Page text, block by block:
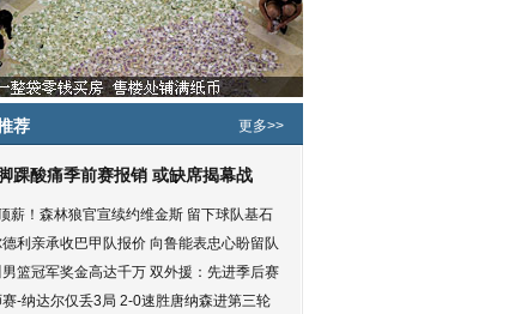
荐 更多>>
踝酸痛季前赛报销 或缺席揭幕战
薪！森林狼官宣续约维金斯 留下球队基石
利亲承收巴甲队报价 向鲁能表忠心盼留队
男篮冠军奖金高达千万 双外援：先进季后赛
赛-纳达尔仅丢3局 2-0速胜唐纳森进第三轮